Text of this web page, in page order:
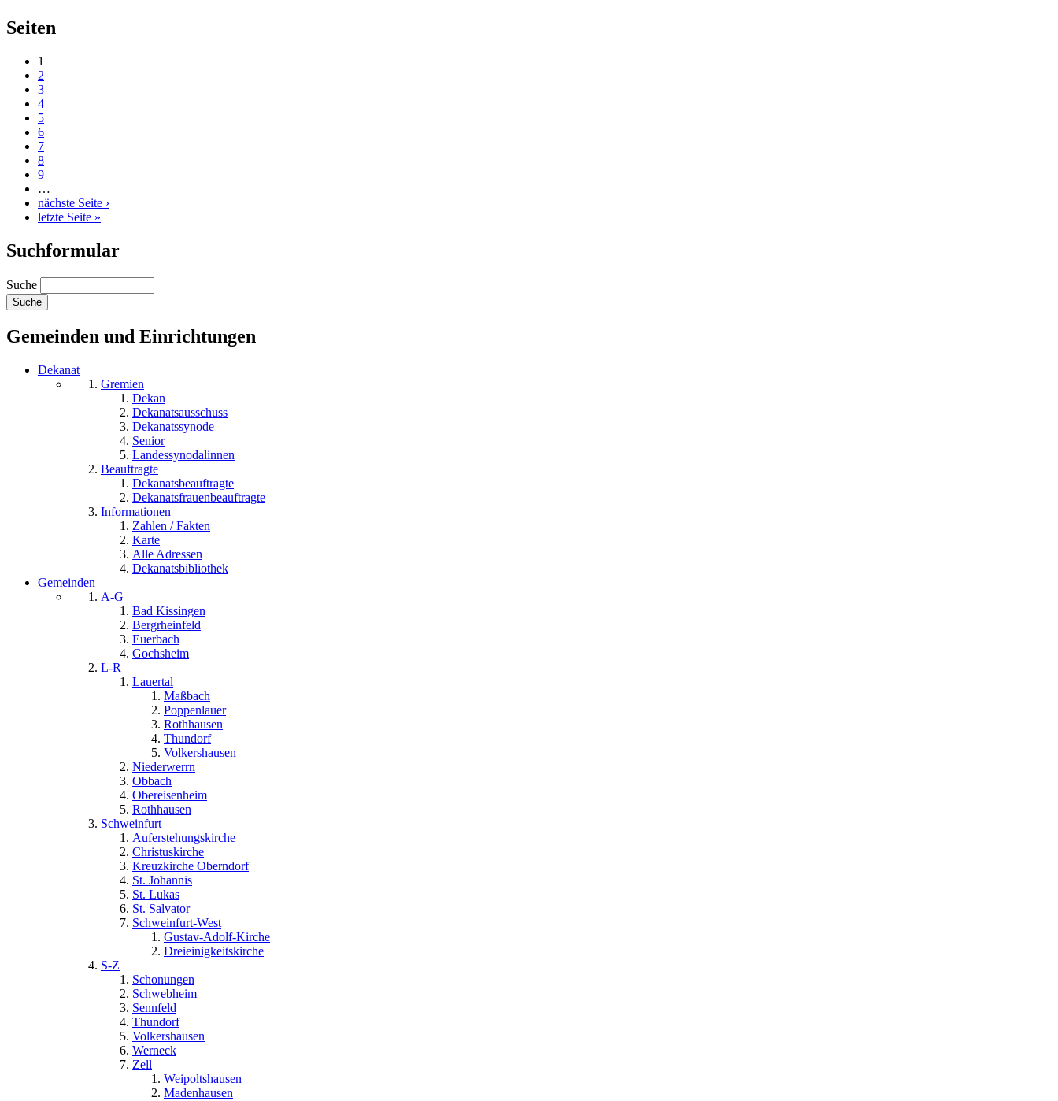
Seiten
1
2
3
4
5
6
7
8
9
…
nächste Seite ›
letzte Seite »
Suchformular
Suche
Gemeinden und Einrichtungen
Dekanat
Gremien
Dekan
Dekanatsausschuss
Dekanatssynode
Senior
Landessynodalinnen
Beauftragte
Dekanatsbeauftragte
Dekanatsfrauenbeauftragte
Informationen
Zahlen / Fakten
Karte
Alle Adressen
Dekanatsbibliothek
Gemeinden
A-G
Bad Kissingen
Bergrheinfeld
Euerbach
Gochsheim
L-R
Lauertal
Maßbach
Poppenlauer
Rothhausen
Thundorf
Volkershausen
Niederwerrn
Obbach
Obereisenheim
Rothhausen
Schweinfurt
Auferstehungskirche
Christuskirche
Kreuzkirche Oberndorf
St. Johannis
St. Lukas
St. Salvator
Schweinfurt-West
Gustav-Adolf-Kirche
Dreieinigkeitskirche
S-Z
Schonungen
Schwebheim
Sennfeld
Thundorf
Volkershausen
Werneck
Zell
Weipoltshausen
Madenhausen